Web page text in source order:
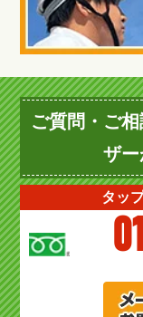
ご質問・ご
ザー
タッ